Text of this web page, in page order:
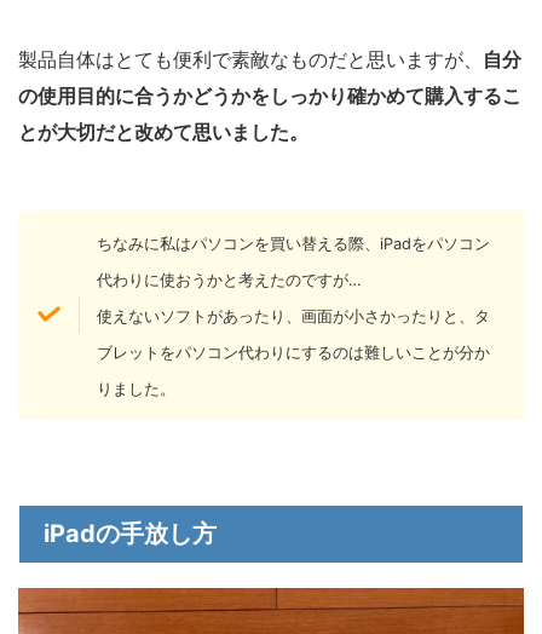
製品自体はとても便利で素敵なものだと思いますが、 自分
の使用目的に合うかどうかをしっかり確かめて購入するこ
とが大切だと改めて思いました。
ちなみに私はパソコンを買い替える際、iPadをパソコン
代わりに使おうかと考えたのですが…
使えないソフトがあったり、画面が小さかったりと、タ
ブレットをパソコン代わりにするのは難しいことが分か
りました。
iPadの手放し方